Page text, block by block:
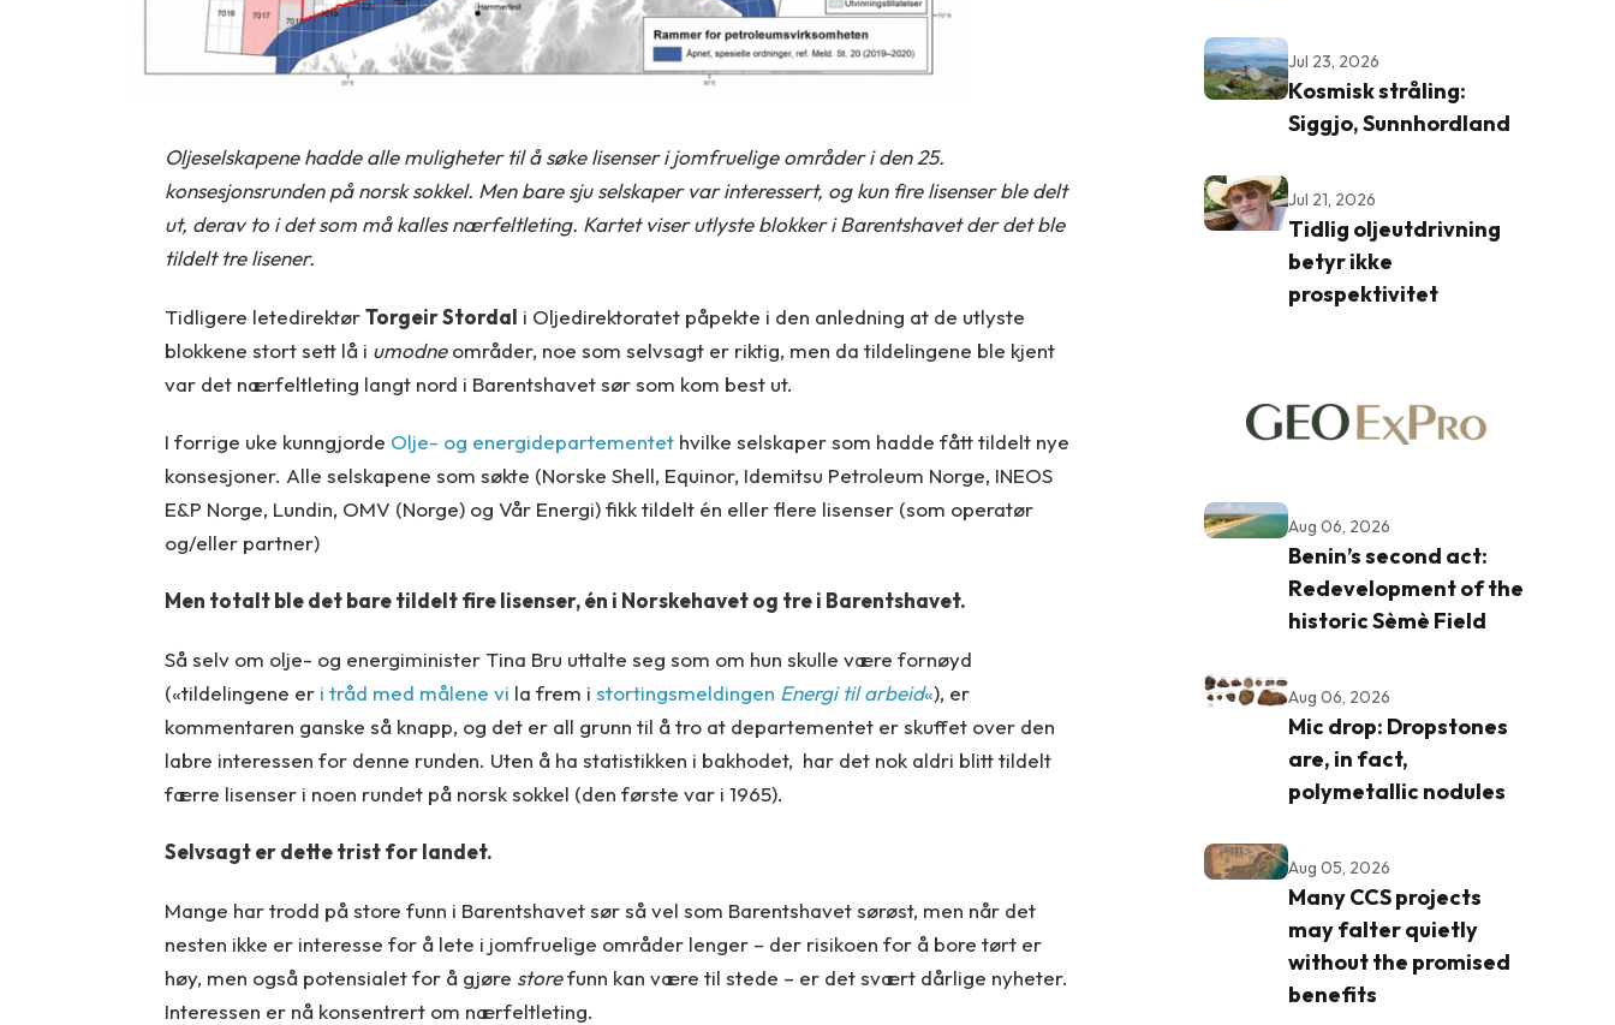
Oljeselskapene hadde alle muligheter til å søke lisenser i jomfruelige områder i den 25.
konsesjonsrunden på norsk sokkel. Men bare sju selskaper var interessert, og kun fire lisenser ble delt
ut, derav to i det som må kalles nærfeltleting. Kartet viser utlyste blokker i Barentshavet der det ble
tildelt tre lisener.
Tidligere letedirektørTorgeir Stordal i Oljedirektoratet påpekte i den anledning at de utlyste
blokkene stort sett lå i umodneområder, noe som selvsagt er riktig, men da tildelingene ble kjent
var det nærfeltleting langt nord i Barentshavet sør som kom best ut.
I forrige uke kunngjorde Olje- og energidepartementethvilke selskaper som hadde fått tildelt nye
konsesjoner. Alle selskapene som søkte (Norske Shell, Equinor, Idemitsu Petroleum Norge, INEOS
E&P Norge, Lundin, OMV (Norge) og Vår Energi) fikk tildelt én eller flere lisenser (som operatør
og/eller partner)
Men totalt ble det bare tildelt fire lisenser, én i Norskehavet og tre i Barentshavet.
Så selv om olje- og energiminister Tina Bru uttalte seg som om hun skulle være fornøyd
(«tildelingene er i tråd med målene vi la frem i stortingsmeldingen Energi til arbeid«), er
kommentaren ganske så knapp, og det er all grunn til å tro at departementet er skuffet over den
labre interessen for denne runden. Uten å ha statistikken i bakhodet, har det nok aldri blitt tildelt
færre lisenser i noen rundet på norsk sokkel (den første var i 1965).
Selvsagt er dette trist for landet.
Mange har trodd på store funn i Barentshavet sør så vel som Barentshavet sørøst, men når det
nesten ikke er interesse for å lete i jomfruelige områder lenger – der risikoen for å bore tørt er
høy, men også potensialet for å gjøre storefunn kan være til stede – er det svært dårlige nyheter.
Interessen er nå konsentrert om nærfeltleting.
Jul 23, 2026
Kosmisk stråling:
Siggjo, Sunnhordland
Jul 21, 2026
Tidlig oljeutdrivning
betyr ikke
prospektivitet
Aug 06, 2026
Benin’s second act:
Redevelopment of the
historic Sèmè Field
Aug 06, 2026
Mic drop: Dropstones
are, in fact,
polymetallic nodules
Aug 05, 2026
Many CCS projects
may falter quietly
without the promised
benefits